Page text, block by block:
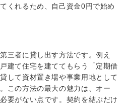
くれるため、自己資金0円で始め
三者に貸し出す方法です。例え
建て住宅を建ててもらう「定期借
して資材置き場や事業用地として
この方法の最大の魅力は、オー
要がない点です。契約を結ぶだけ